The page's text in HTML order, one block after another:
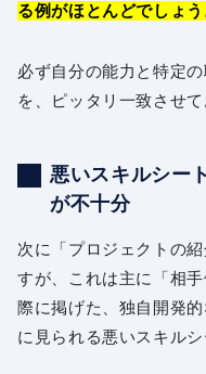
る例がほとんどでしょう
必ず自分の能力と特定
を、ピッタリ一致させ
悪いスキルシー
が不十分
次に「プロジェクトの
すが、これは主に「相
際に掲げた、独自開発
に見られる悪いスキル